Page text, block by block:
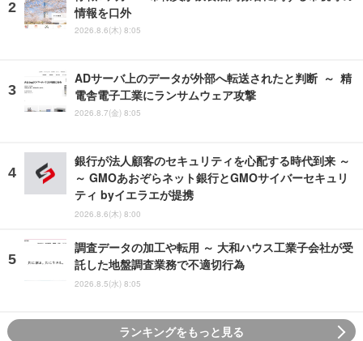
情報を口外
2026.8.6(木) 8:05
ADサーバ上のデータが外部へ転送されたと判断 ～ 精
電舎電子工業にランサムウェア攻撃
2026.8.7(金) 8:05
銀行が法人顧客のセキュリティを心配する時代到来 ～
～ GMOあおぞらネット銀行とGMOサイバーセキュリ
ティ byイエラエが提携
2026.8.6(木) 8:00
調査データの加工や転用 ～ 大和ハウス工業子会社が受
託した地盤調査業務で不適切行為
2026.8.5(水) 8:05
ランキングをもっと見る